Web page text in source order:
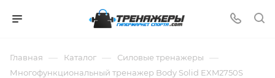
Главная — Каталог — Силовые тренажеры —
Многофункциональный тренажер Body Solid EXM2750S